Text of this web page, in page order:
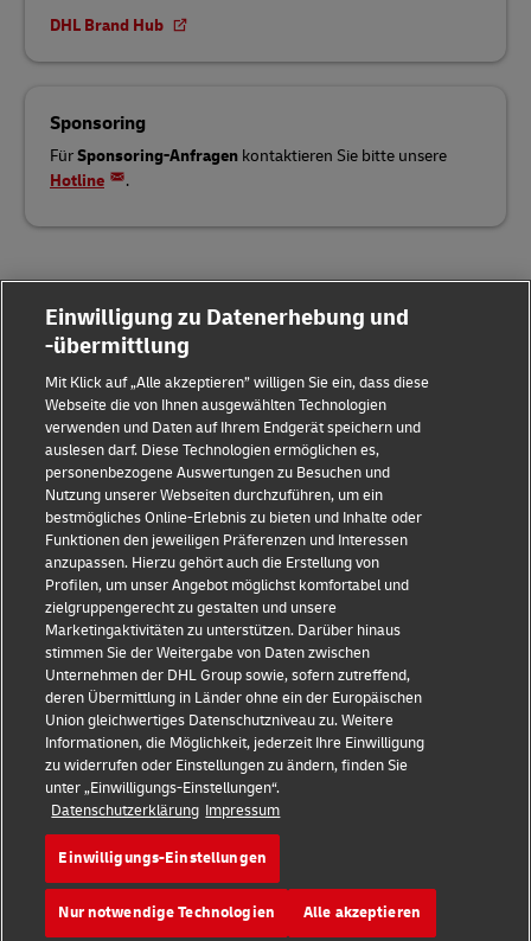
DHL Brand Hub
Sponsoring
FürSponsoring-Anfragen kontaktieren Sie bitte unsere
Hotline
.
Impressum
Datenschutz & Cookies
Rechtliche Hinweise
Sicherheitshinweise
Kontakt
Einwilligungs-Einstellungen
Folge uns
2026 © Deutsche Post AG
Einwilligung zu Datenerhebung und
-übermittlung
Mit Klick auf „Alle akzeptieren” willigen Sie ein, dass diese
Webseite die von Ihnen ausgewählten Technologien
verwenden und Daten auf Ihrem Endgerät speichern und
auslesen darf. Diese Technologien ermöglichen es,
personenbezogene Auswertungen zu Besuchen und
Nutzung unserer Webseiten durchzuführen, um ein
bestmögliches Online-Erlebnis zu bieten und Inhalte oder
Funktionen den jeweiligen Präferenzen und Interessen
anzupassen. Hierzu gehört auch die Erstellung von
Profilen, um unser Angebot möglichst komfortabel und
zielgruppengerecht zu gestalten und unsere
Marketingaktivitäten zu unterstützen. Darüber hinaus
stimmen Sie der Weitergabe von Daten zwischen
Unternehmen der DHL Group sowie, sofern zutreffend,
deren Übermittlung in Länder ohne ein der Europäischen
Union gleichwertiges Datenschutzniveau zu. Weitere
Informationen, die Möglichkeit, jederzeit Ihre Einwilligung
zu widerrufen oder Einstellungen zu ändern, finden Sie
unter „Einwilligungs-Einstellungen“.
Datenschutzerklärung Impressum
Einwilligungs-Einstellungen
Nur notwendige Technologien Alle akzeptieren